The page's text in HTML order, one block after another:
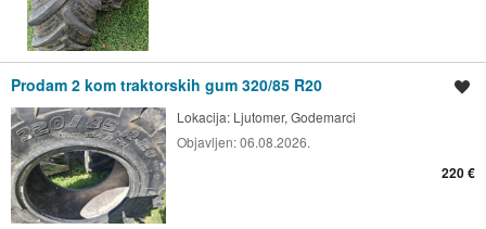
Prodam 2 kom traktorskih gum 320/85 R20
Lokacija: Ljutomer, Godemarci
Objavljen:06.08.2026.
220 €